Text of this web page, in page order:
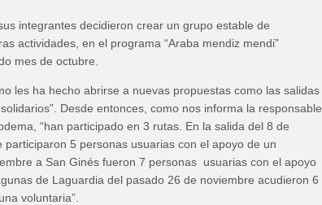
integrantes decidieron crear un grupo estable de
actividades, en el programa “Araba mendiz mendi”
mes de octubre.
les ha hecho abrirse a nuevas propuestas como las salidas
Desde entonces, como nos informa la responsable
“han participado en 3 rutas. En la salida del 8 de
5 personas usuarias con el apoyo de un
a San Ginés fueron 7 personas usuarias con el apoyo
de Laguardia del pasado 26 de noviembre acudieron 6
voluntaria”.